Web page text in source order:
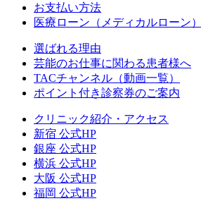
お支払い方法
医療ローン（メディカルローン）
選ばれる理由
芸能のお仕事に関わる患者様へ
TACチャンネル（動画一覧）
ポイント付き診察券のご案内
クリニック紹介・アクセス
新宿 公式HP
銀座 公式HP
横浜 公式HP
大阪 公式HP
福岡 公式HP